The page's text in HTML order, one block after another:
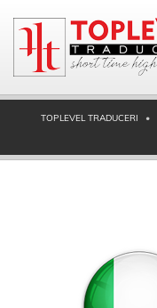
TOPLEVEL TRADUCERI